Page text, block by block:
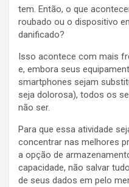
tem. Então, o que
roubado ou o dispositivo
danificado?
Isso acontece com mais
e, embora seus
smartphones sejam
seja dolorosa), todos os
não ser.
Para que essa atividade
concentrar nas melhores
a opção de
capacidade, não salvar
de seus dados em pelo